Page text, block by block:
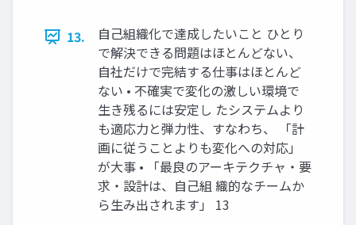
13.
自己組織化で達成したいこと ひとり
で解決できる問題はほとんどない、
自社だけで完結する仕事はほとんど
ない • 不確実で変化の激しい環境で
生き残るには安定し たシステムより
も適応力と弾力性、すなわち、 「計
画に従うことよりも変化への対応」
が大事 • 「最良のアーキテクチャ・要
求・設計は、自己組 織的なチームか
ら生み出されます」 13